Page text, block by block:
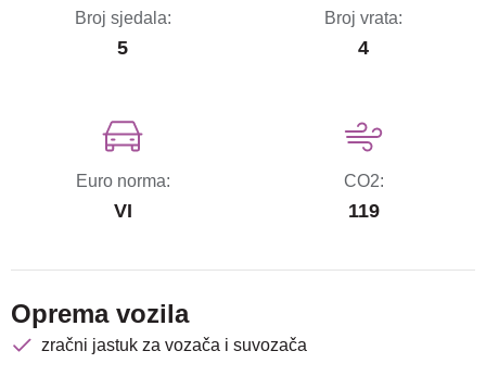
Broj sjedala:
5
Broj vrata:
4
Euro norma:
VI
CO2:
119
Oprema vozila
zračni jastuk za vozača i suvozača